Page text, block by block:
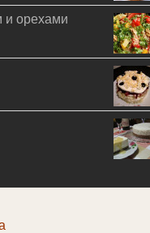
и орехами